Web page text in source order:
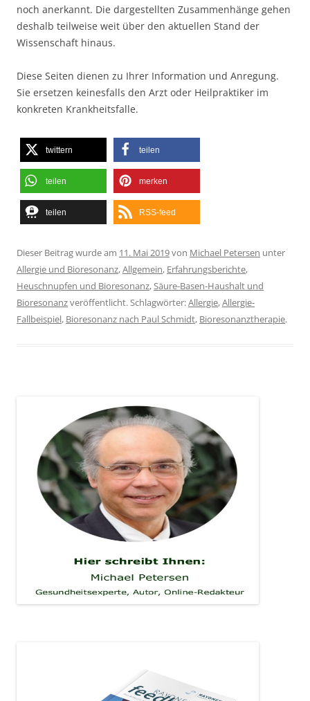
noch anerkannt. Die dargestellten Zusammenhänge gehen
deshalb teilweise weit über den aktuellen Stand der
Wissenschaft hinaus.
Diese Seiten dienen zu Ihrer Information und Anregung.
Sie ersetzen keinesfalls den Arzt oder Heilpraktiker im
konkreten Krankheitsfalle.
twittern teilen
teilen merken
teilen RSS-feed
Dieser Beitrag wurde am 11. Mai 2019von Michael Petersen unter
Allergie und Bioresonanz,Allgemein, Erfahrungsberichte,
Heuschnupfen und Bioresonanz,Säure-Basen-Haushalt und
Bioresonanzveröffentlicht. Schlagwörter:Allergie,Allergie-
Fallbeispiel, Bioresonanz nach Paul Schmidt, Bioresonanztherapie.